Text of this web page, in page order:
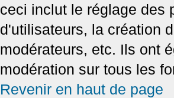
ceci inclut le réglage des
d'utilisateurs, la création
modérateurs, etc. Ils ont
modération sur tous les
Revenir en haut de page